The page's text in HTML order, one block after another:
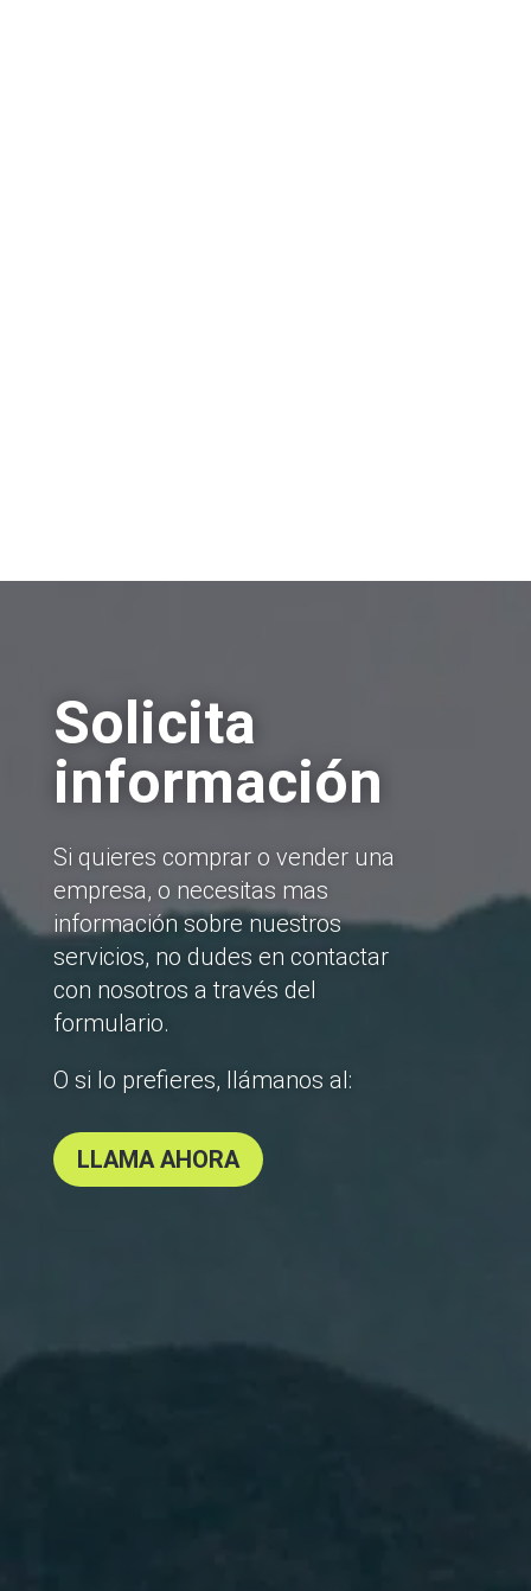
Solicita
información
Si quieres comprar o vender una
empresa, o necesitas mas
información sobre nuestros
servicios, no dudes en contactar
con nosotros a través del
formulario.
O si lo prefieres, llámanos al:
LLAMA AHORA